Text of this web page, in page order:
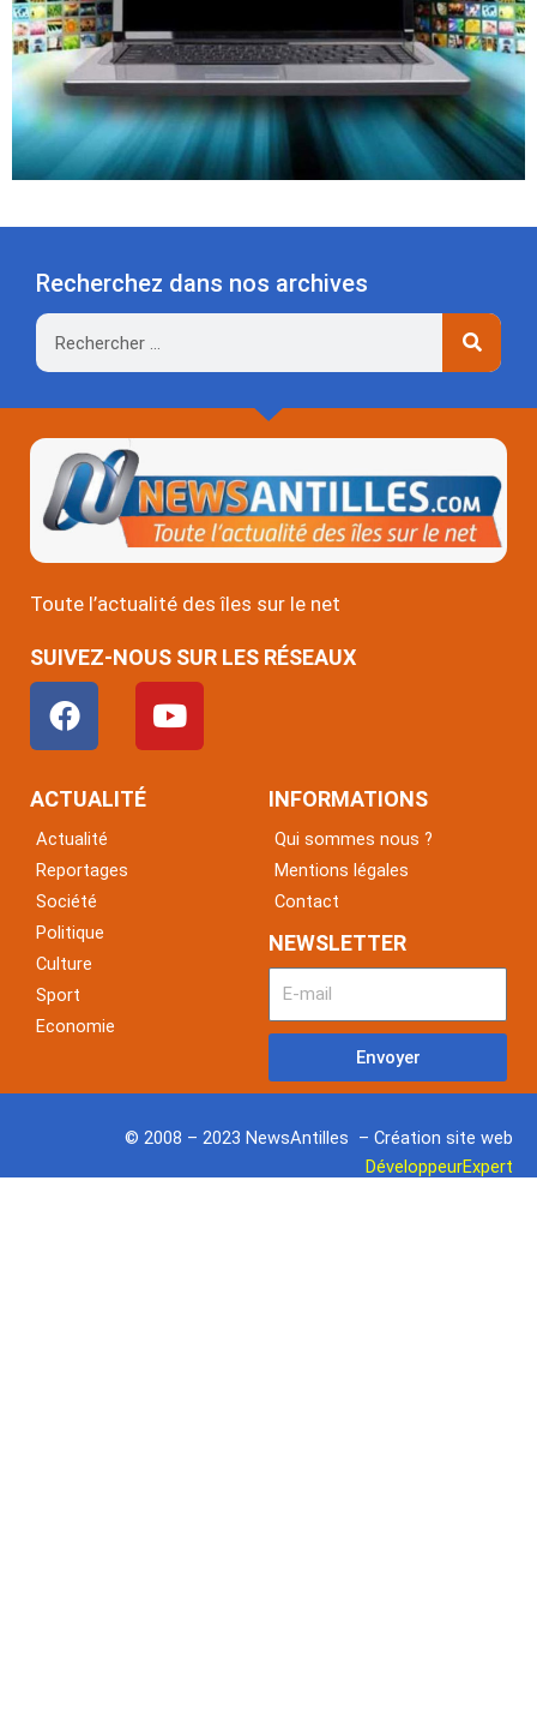
Recherchez dans nos archives
Rechercher
Toute l’actualité des îles sur le net
SUIVEZ-NOUS SUR LES RÉSEAUX
F
a
c
e
o
o
k
Y
o
u
ACTUALITÉ
Actualité
Reportages
Société
Politique
Culture
Sport
Economie
INFORMATIONS
Qui sommes nous ?
Mentions légales
Contact
NEWSLETTER
Envoyer
© 2008 – 2023 NewsAntilles – Création site web
DéveloppeurExpert